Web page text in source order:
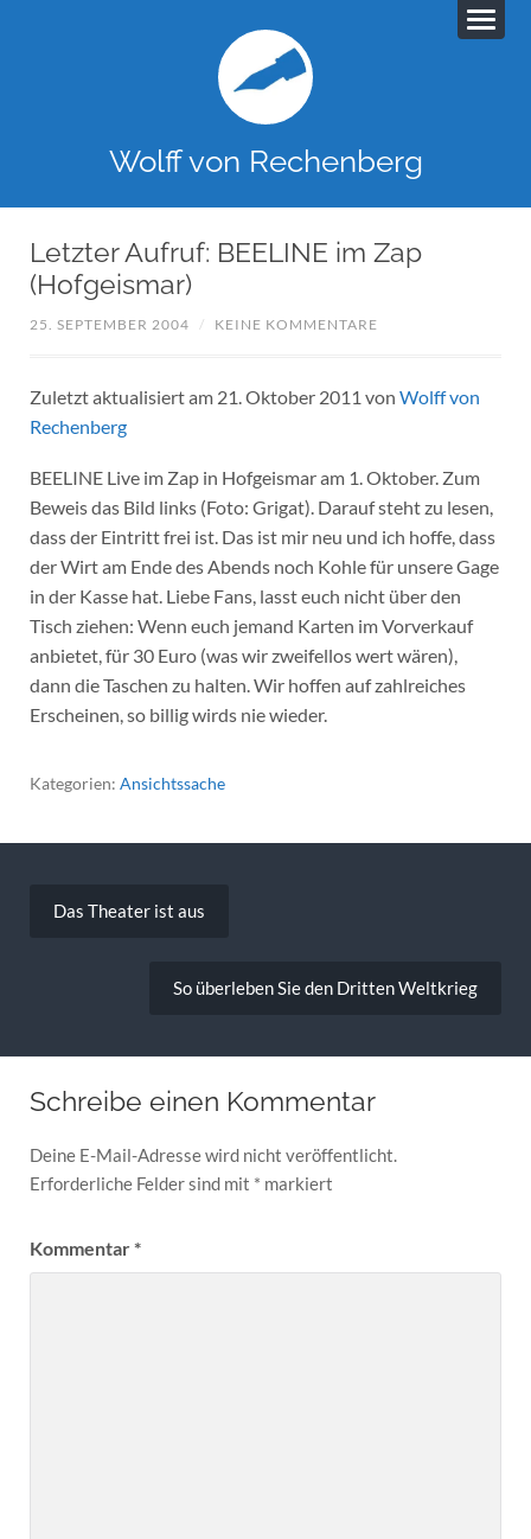
Wolff von Rechenberg
Letzter Aufruf: BEELINE im Zap
(Hofgeismar)
25. SEPTEMBER 2004 / KEINE KOMMENTARE
Zuletzt aktualisiert am 21. Oktober 2011 von Wolff von
Rechenberg
BEELINE Live im Zap in Hofgeismar am 1. Oktober. Zum
Beweis das Bild links (Foto: Grigat). Darauf steht zu lesen,
dass der Eintritt frei ist. Das ist mir neu und ich hoffe, dass
der Wirt am Ende des Abends noch Kohle für unsere Gage
in der Kasse hat. Liebe Fans, lasst euch nicht über den
Tisch ziehen: Wenn euch jemand Karten im Vorverkauf
anbietet, für 30 Euro (was wir zweifellos wert wären),
dann die Taschen zu halten. Wir hoffen auf zahlreiches
Erscheinen, so billig wirds nie wieder.
Kategorien: Ansichtssache
Das Theater ist aus
So überleben Sie den Dritten Weltkrieg
Schreibe einen Kommentar
Deine E-Mail-Adresse wird nicht veröffentlicht.
Erforderliche Felder sind mit * markiert
Kommentar*